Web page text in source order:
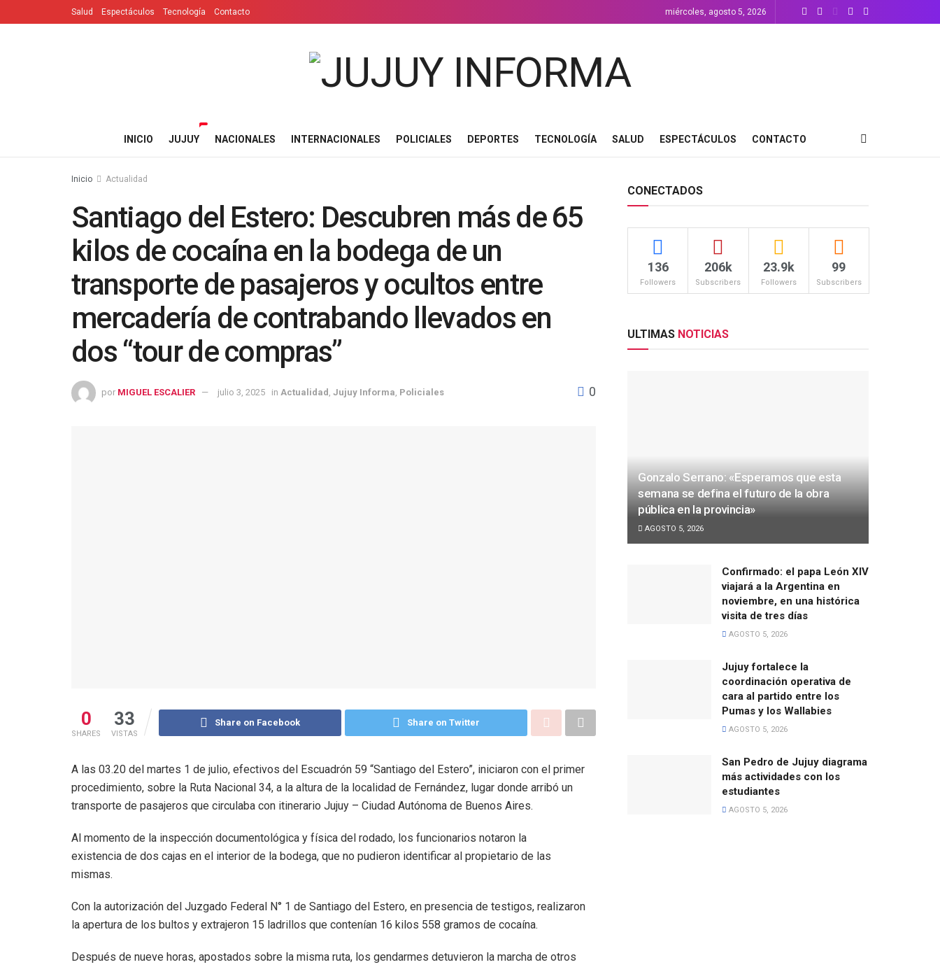
Salud Espectáculos Tecnología Contacto miércoles, agosto 5, 2026
INICIO JUJUY NACIONALES INTERNACIONALES POLICIALES DEPORTES TECNOLOGÍA SALUD ESPECTÁCULOS CONTACTO
Inicio Actualidad
Santiago del Estero: Descubren más de 65
kilos de cocaína en la bodega de un
transporte de pasajeros y ocultos entre
mercadería de contrabando llevados en
dos “tour de compras”
por MIGUEL ESCALIER julio 3, 2025 in Actualidad Jujuy Informa Policiales 0
0
SHARES
33
VISTAS
Share on Facebook Share on Twitter
A las 03.20 del martes 1 de julio, efectivos del Escuadrón 59 “Santiago del Estero”, iniciaron con el primer
procedimiento, sobre la Ruta Nacional 34, a la altura de la localidad de Fernández, lugar donde arribó un
transporte de pasajeros que circulaba con itinerario Jujuy – Ciudad Autónoma de Buenos Aires.
Al momento de la inspección documentológica y física del rodado, los funcionarios notaron la
existencia de dos cajas en el interior de la bodega, que no pudieron identificar al propietario de las
mismas.
Con la autorización del Juzgado Federal N° 1 de Santiago del Estero, en presencia de testigos, realizaron
la apertura de los bultos y extrajeron 15 ladrillos que contenían 16 kilos 558 gramos de cocaína.
Después de nueve horas, apostados sobre la misma ruta, los gendarmes detuvieron la marcha de otros
CONECTADOS
136
Followers
206k
Subscribers
23.9k
Followers
99
Subscribers
ULTIMAS NOTICIAS
Gonzalo Serrano: «Esperamos que esta
semana se defina el futuro de la obra
pública en la provincia»
AGOSTO 5, 2026
Confirmado: el papa León XIV
viajará a la Argentina en
noviembre, en una histórica
visita de tres días
AGOSTO 5, 2026
Jujuy fortalece la
coordinación operativa de
cara al partido entre los
Pumas y los Wallabies
AGOSTO 5, 2026
San Pedro de Jujuy diagrama
más actividades con los
estudiantes
AGOSTO 5, 2026